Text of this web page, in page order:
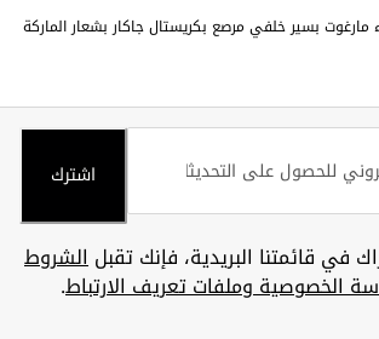
مارغوت بسير خلفي مرصع بكريستال جاكار بشعار الماركة
اشترك
في قائمتنا البريدية، فإنك تقبلالشروط
الخصوصية وملفات تعريف الارتباط.